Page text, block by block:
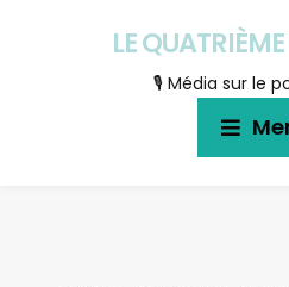
LE
🎙 Média sur le